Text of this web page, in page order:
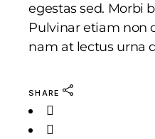
egestas sed. Morbi
Pulvinar etiam non
nam at lectus urna
SHARE